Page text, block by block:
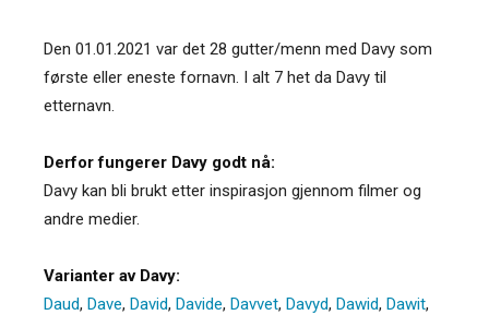
Den 01.01.2021 var det 28 gutter/menn med Davy som
første eller eneste fornavn. I alt 7 het da Davy til
etternavn.
Derfor fungerer Davy godt nå:
Davy kan bli brukt etter inspirasjon gjennom filmer og
andre medier.
Varianter av Davy:
Daud, Dave, David, Davide, Davvet, Davyd, Dawid, Dawit,